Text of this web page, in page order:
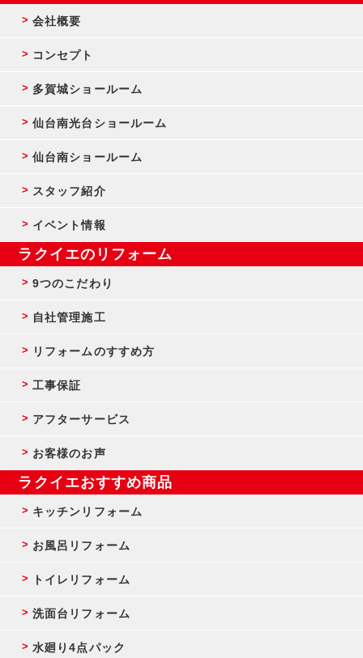
会社概要
コンセプト
多賀城ショールーム
仙台南光台ショールーム
仙台南ショールーム
スタッフ紹介
イベント情報
ラクイエのリフォーム
9つのこだわり
自社管理施工
リフォームのすすめ方
工事保証
アフターサービス
お客様のお声
ラクイエおすすめ商品
キッチンリフォーム
お風呂リフォーム
トイレリフォーム
洗面台リフォーム
水廻り4点パック